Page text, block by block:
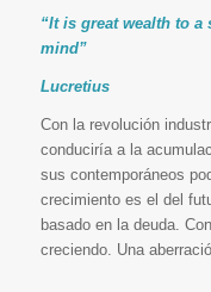
“It is great wealth to
mind”
Lucretius
Con la revolución
conduciría a la
sus contemporáneos
crecimiento es el del
basado en la deuda.
creciendo. Una